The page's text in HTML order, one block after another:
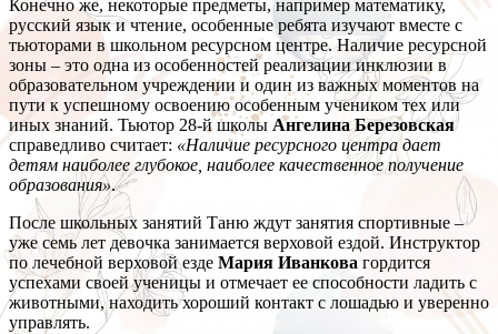
Конечно же, некоторые предметы, например математику,
русский язык и чтение, особенные ребята изучают вместе с
тьюторами в школьном ресурсном центре. Наличие ресурсной
зоны – это одна из особенностей реализации инклюзии в
образовательном учреждении и один из важных моментов на
пути к успешному освоению особенным учеником тех или
иных знаний. Тьютор 28-й школы Ангелина Березовская
справедливо считает: «Наличие ресурсного центра дает
детям наиболее глубокое, наиболее качественное получение
образования».
После школьных занятий Таню ждут занятия спортивные –
уже семь лет девочка занимается верховой ездой. Инструктор
по лечебной верховой езде Мария Иванкова гордится
успехами своей ученицы и отмечает ее способности ладить с
животными, находить хороший контакт с лошадью и уверенно
управлять.